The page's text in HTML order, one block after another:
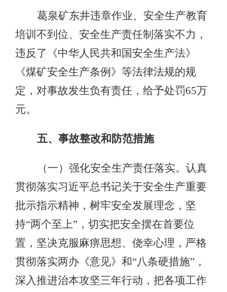
葛泉矿东井违章作业、安全生产教育
培训不到位、安全生产责任制落实不力，
违反了《中华人民共和国安全生产法》
《煤矿安全生产条例》等法律法规的规
定，对事故发生负有责任，给予处罚65万
元。
五、事故整改和防范措施
（一）强化安全生产责任落实。认真
贯彻落实习近平总书记关于安全生产重要
批示指示精神，树牢安全发展理念，坚
持“两个至上”，切实把安全摆在首要位
置，坚决克服麻痹思想、侥幸心理，严格
贯彻落实两办《意见》和“八条硬措施”，
深入推进治本攻坚三年行动，把各项工作